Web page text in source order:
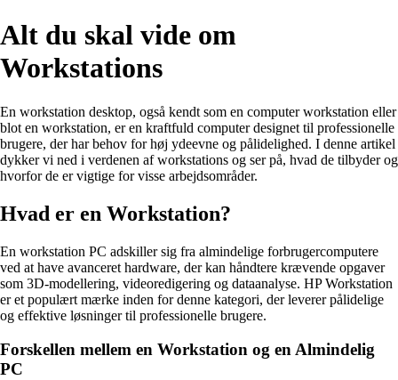
Alt du skal vide om
Workstations
En workstation desktop, også kendt som en computer workstation eller
blot en workstation, er en kraftfuld computer designet til professionelle
brugere, der har behov for høj ydeevne og pålidelighed. I denne artikel
dykker vi ned i verdenen af workstations og ser på, hvad de tilbyder og
hvorfor de er vigtige for visse arbejdsområder.
Hvad er en Workstation?
En workstation PC adskiller sig fra almindelige forbrugercomputere
ved at have avanceret hardware, der kan håndtere krævende opgaver
som 3D-modellering, videoredigering og dataanalyse. HP Workstation
er et populært mærke inden for denne kategori, der leverer pålidelige
og effektive løsninger til professionelle brugere.
Forskellen mellem en Workstation og en Almindelig
PC